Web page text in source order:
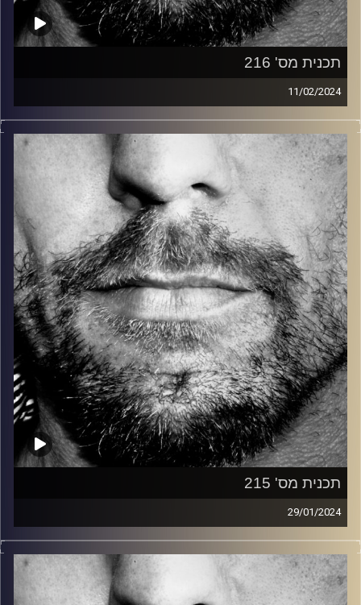
תכנית מס' 216
11/02/2024
זיפים, מוזיקה מחוספסת של הופעות חיות. הרבה ג'אם, רוק,
בלוז, bluegrass, ג'אז, Fאנק, פרוגרסיב ואפילו אלקטרוניקה.
כל מה שחי, אמיתי ונושם.
עם שמוליק רגב.
קרדיט תמונות: David Goehring
תכנית מס' 215
29/01/2024
זיפים, מוזיקה מחוספסת של הופעות חיות. הרבה ג'אם, רוק,
בלוז, bluegrass, ג'אז, Fאנק, פרוגרסיב ואפילו אלקטרוניקה.
כל מה שחי, אמיתי ונושם.
עם שמוליק רגב.